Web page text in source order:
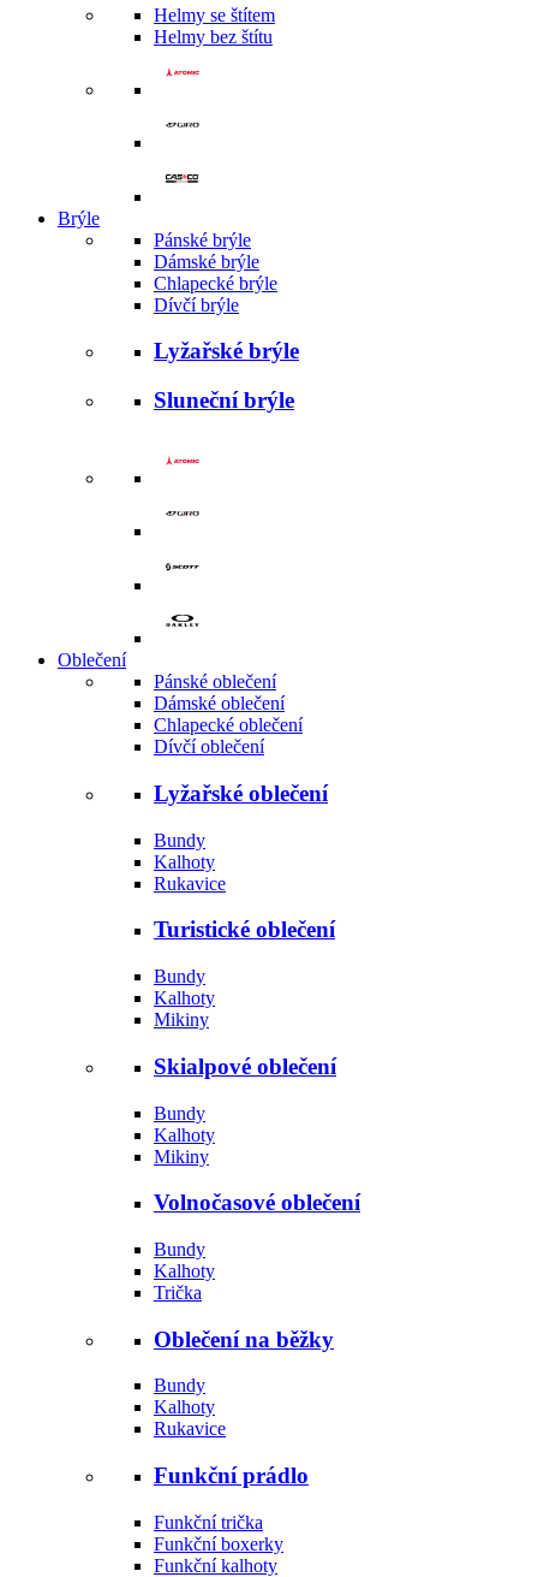
Helmy se štítem
Helmy bez štítu
Brýle
Pánské brýle
Dámské brýle
Chlapecké brýle
Dívčí brýle
Lyžařské brýle
Sluneční brýle
Oblečení
Pánské oblečení
Dámské oblečení
Chlapecké oblečení
Dívčí oblečení
Lyžařské oblečení
Bundy
Kalhoty
Rukavice
Turistické oblečení
Bundy
Kalhoty
Mikiny
Skialpové oblečení
Bundy
Kalhoty
Mikiny
Volnočasové oblečení
Bundy
Kalhoty
Trička
Oblečení na běžky
Bundy
Kalhoty
Rukavice
Funkční prádlo
Funkční trička
Funkční boxerky
Funkční kalhoty